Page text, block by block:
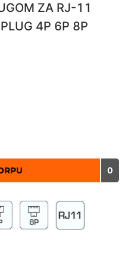
ZA RJ-11
4P 6P 8P
0